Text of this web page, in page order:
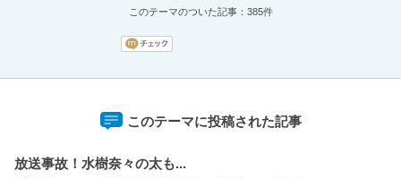
このテーマのついた記事：385件
このテーマに投稿された記事
放送事故！水樹奈々の太も...